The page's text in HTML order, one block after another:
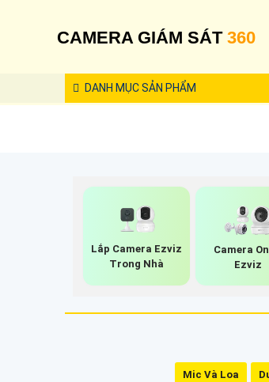
CAMERA GIÁM SÁT 360
DANH MỤCSẢN PHẨM
Lắp Camera Ezviz
Trong Nhà
Camera
Ezviz
Mic Và Loa